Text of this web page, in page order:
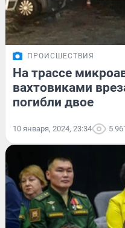
ПРОИСШЕСТВИЯ
На трассе
вахтовиками
погибли двое
10 января, 2024, 23:34 5